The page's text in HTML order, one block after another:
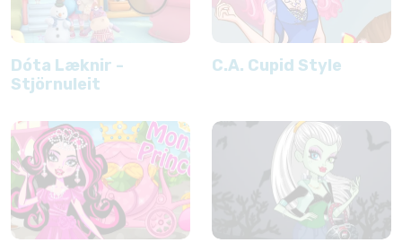
Dóta Læknir -
Stjörnuleit
C.A. Cupid Style